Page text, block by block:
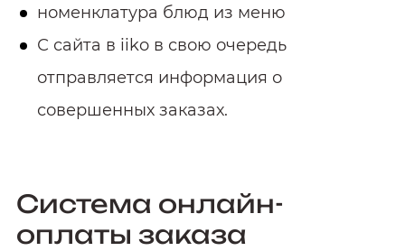
номенклатура блюд из меню
С сайта в iiko в свою очередь
отправляется информация о
совершенных заказах.
Система онлайн-
оплаты заказа